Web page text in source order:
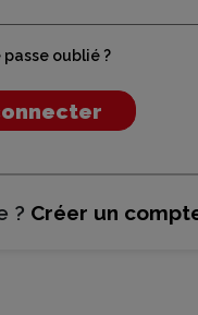
passe oublié ?
? Créer un